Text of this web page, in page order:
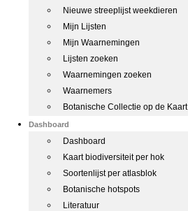
Nieuwe streeplijst weekdieren
Mijn Lijsten
Mijn Waarnemingen
Lijsten zoeken
Waarnemingen zoeken
Waarnemers
Botanische Collectie op de Kaart
Dashboard
Dashboard
Kaart biodiversiteit per hok
Soortenlijst per atlasblok
Botanische hotspots
Literatuur